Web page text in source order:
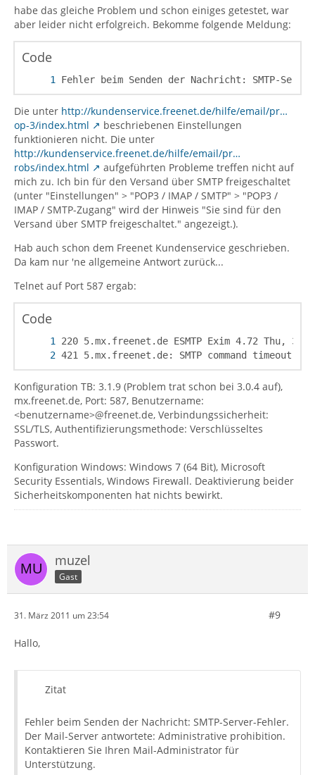
habe das gleiche Problem und schon einiges getestet, war
aber leider nicht erfolgreich. Bekomme folgende Meldung:
Code
Fehler beim Senden der Nachricht: SMTP-
Die unter http://kundenservice.freenet.de/hilfe/email/pr…
op-3/index.html
beschriebenen Einstellungen
funktionieren nicht. Die unter
http://kundenservice.freenet.de/hilfe/email/pr…
robs/index.html
aufgeführten Probleme treffen nicht auf
mich zu. Ich bin für den Versand über SMTP freigeschaltet
(unter "Einstellungen" > "POP3 / IMAP / SMTP" > "POP3 /
IMAP / SMTP-Zugang" wird der Hinweis "Sie sind für den
Versand über SMTP freigeschaltet." angezeigt.).
Hab auch schon dem Freenet Kundenservice geschrieben.
Da kam nur 'ne allgemeine Antwort zurück...
Telnet auf Port 587 ergab:
Code
421 5.mx.freenet.de: SMTP command timeout -
Konfiguration TB: 3.1.9 (Problem trat schon bei 3.0.4 auf),
mx.freenet.de, Port: 587, Benutzername:
<benutzername>@freenet.de, Verbindungssicherheit:
SSL/TLS, Authentifizierungsmethode: Verschlüsseltes
Passwort.
Konfiguration Windows: Windows 7 (64 Bit), Microsoft
Security Essentials, Windows Firewall. Deaktivierung beider
Sicherheitskomponenten hat nichts bewirkt.
muzel
Gast
31. März 2011 um 23:54 #9
Hallo,
Zitat
Fehler beim Senden der Nachricht: SMTP-Server-Fehler.
Der Mail-Server antwortete: Administrative prohibition.
Kontaktieren Sie Ihren Mail-Administrator für
Unterstützung.